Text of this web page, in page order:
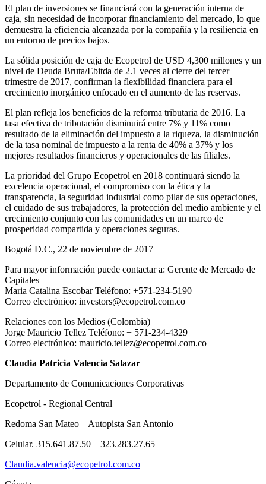
El plan de inversiones se financiará con la generación interna de
caja, sin necesidad de incorporar financiamiento del mercado, lo que
demuestra la eficiencia alcanzada por la compañía y la resiliencia en
un entorno de precios bajos.
La sólida posición de caja de Ecopetrol de USD 4,300 millones y un
nivel de Deuda Bruta/Ebitda de 2.1 veces al cierre del tercer
trimestre de 2017, confirman la flexibilidad financiera para el
crecimiento inorgánico enfocado en el aumento de las reservas.
El plan refleja los beneficios de la reforma tributaria de 2016. La
tasa efectiva de tributación disminuirá entre 7% y 11% como
resultado de la eliminación del impuesto a la riqueza, la disminución
de la tasa nominal de impuesto a la renta de 40% a 37% y los
mejores resultados financieros y operacionales de las filiales.
La prioridad del Grupo Ecopetrol en 2018 continuará siendo la
excelencia operacional, el compromiso con la ética y la
transparencia, la seguridad industrial como pilar de sus operaciones,
el cuidado de sus trabajadores, la protección del medio ambiente y el
crecimiento conjunto con las comunidades en un marco de
prosperidad compartida y operaciones seguras.
Bogotá D.C., 22 de noviembre de 2017
Para mayor información puede contactar a: Gerente de Mercado de
Capitales
Maria Catalina Escobar Teléfono: +571-234-5190
Correo electrónico: investors@ecopetrol.com.co
Relaciones con los Medios (Colombia)
Jorge Mauricio Tellez Teléfono: + 571-234-4329
Correo electrónico: mauricio.tellez@ecopetrol.com.co
Claudia Patricia Valencia Salazar
Departamento de Comunicaciones Corporativas
Ecopetrol - Regional Central
Redoma San Mateo – Autopista San Antonio
Celular. 315.641.87.50 – 323.283.27.65
Claudia.valencia@ecopetrol.com.co